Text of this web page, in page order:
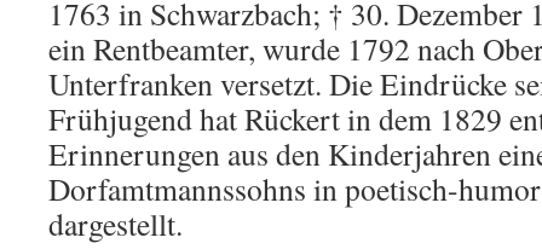
1763 in Schwarzbach; † 30.
ein Rentbeamter, wurde 1792 nach
Unterfranken versetzt. Die Eindrücke
Frühjugend hat Rückert in dem 1829
Erinnerungen aus den Kinderjahren
Dorfamtmannssohns in poetisch-
dargestellt.